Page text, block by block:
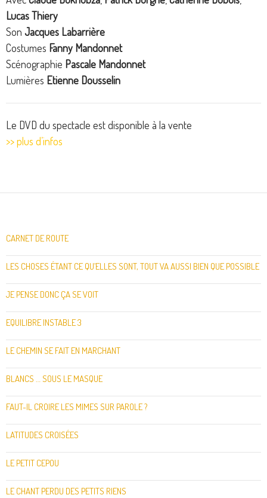
Lucas Thiery
Son Jacques Labarrière
Costumes Fanny Mandonnet
Scénographie Pascale Mandonnet
Lumières Etienne Dousselin
Le DVD du spectacle est disponible à la vente
>> plus d’infos
CARNET DE ROUTE
LES CHOSES ÉTANT CE QU’ELLES SONT, TOUT VA AUSSI BIEN QUE POSSIBLE
JE PENSE DONC ÇA SE VOIT
EQUILIBRE INSTABLE 3
LE CHEMIN SE FAIT EN MARCHANT
BLANCS … SOUS LE MASQUE
FAUT-IL CROIRE LES MIMES SUR PAROLE ?
LATITUDES CROISÉES
LE PETIT CEPOU
LE CHANT PERDU DES PETITS RIENS